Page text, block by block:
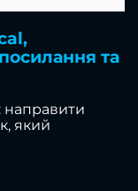
та
направити
який